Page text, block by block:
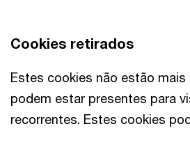
Cookies retirados
Estes cookies não estão mais
podem estar presentes para
recorrentes. Estes cookies